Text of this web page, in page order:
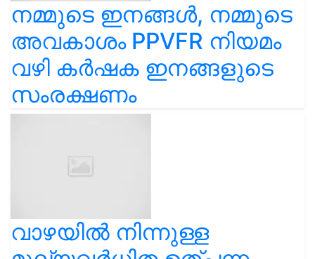
നമ്മുടെ ഇനങ്ങൾ, നമ്മുടെ
അവകാശം PPVFR നിയമം
വഴി കർഷക ഇനങ്ങളുടെ
സംരക്ഷണം
വാഴയിൽ നിന്നുള്ള